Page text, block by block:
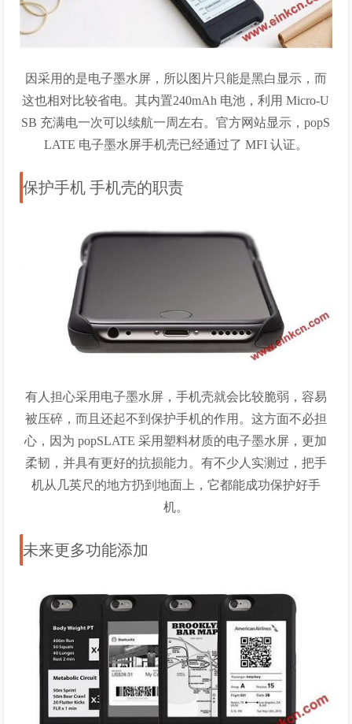
因采用的是电子墨水屏，所以图片只能是黑白显示，而
这也相对比较省电。其内置240mAh 电池，利用 Micro-U
SB 充满电一次可以续航一周左右。官方网站显示，popS
LATE 电子墨水屏手机壳已经通过了 MFI 认证。
保护手机 手机壳的职责
有人担心采用电子墨水屏，手机壳就会比较脆弱，容易
被压碎，而且还起不到保护手机的作用。这方面不必担
心，因为 popSLATE 采用塑料材质的电子墨水屏，更加
柔韧，并具有更好的抗损能力。有不少人实测过，把手
机从几英尺的地方扔到地面上，它都能成功保护好手
机。
未来更多功能添加